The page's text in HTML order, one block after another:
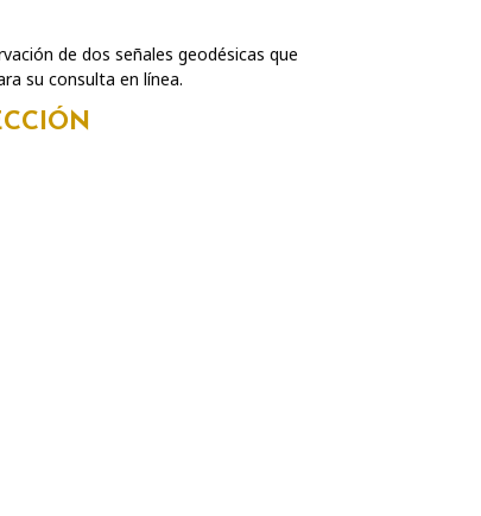
de dos señales geodésicas que
su consulta en línea.